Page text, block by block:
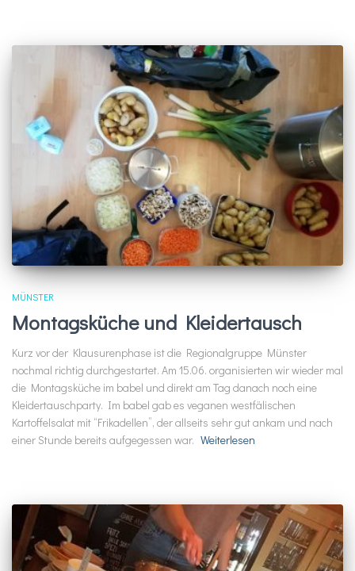
MÜNSTER
Montagsküche und Kleidertausch
Kurz vor der Klausurenphase ist die Regionalgruppe Münster
nochmal richtig durchgestartet. Am 15.06. organisierten wir wieder mal
die Montagsküche im babel und direkt am Tag danach noch eine
Kleidertauschparty. Im babel gab es veganen westfälischen
Kartoffelsalat mit “Frikadellen”, der allseits sehr gut ankam und nach
einer Stunde bereits aufgegessen war. Weiterlesen